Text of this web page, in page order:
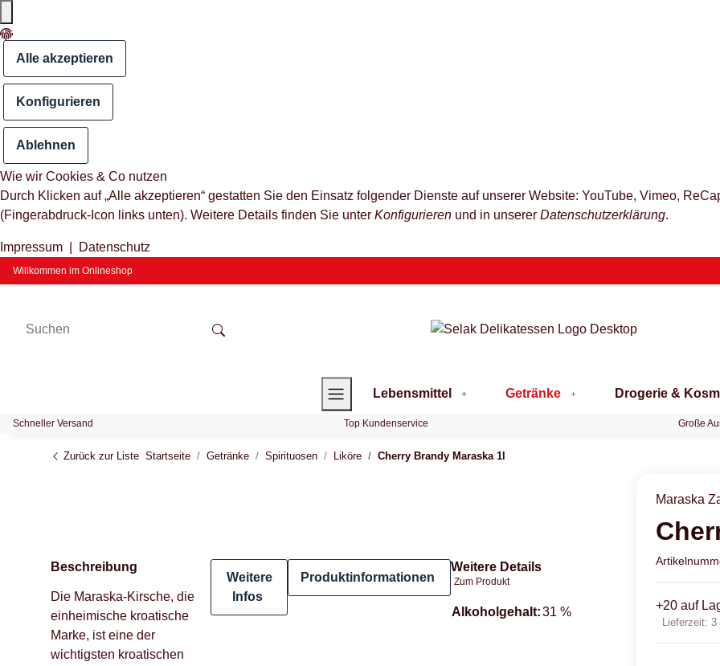
Alle akzeptieren
Konfigurieren
Ablehnen
Wie wir Cookies & Co nutzen
Durch Klicken auf „Alle akzeptieren“ gestatten Sie den Einsatz folgender Dienste auf unserer Website: YouTube, Vimeo,
(Fingerabdruck-Icon links unten). Weitere Details finden Sie unter Konfigurieren und in unserer Datenschutzerklärung.
Impressum Datenschutz
Willkommen im Onlineshop
Lebensmittel Getränke Drogerie &
Schneller Versand Top Kundenservice Große
Zurück zur Liste Startseite Getränke Spirituosen Liköre Cherry Brandy Maraska 1l
Maraska
+20 auf
Lieferzeit:3
Beschreibung
Die Maraska-Kirsche, die
einheimische kroatische
Marke, ist eine der
wichtigsten kroatischen
Weitere
Infos
Produktinformationen
Weitere Details
Zum Produkt
Produkteigenschaft
Wert
Alkoholgehalt:31 %